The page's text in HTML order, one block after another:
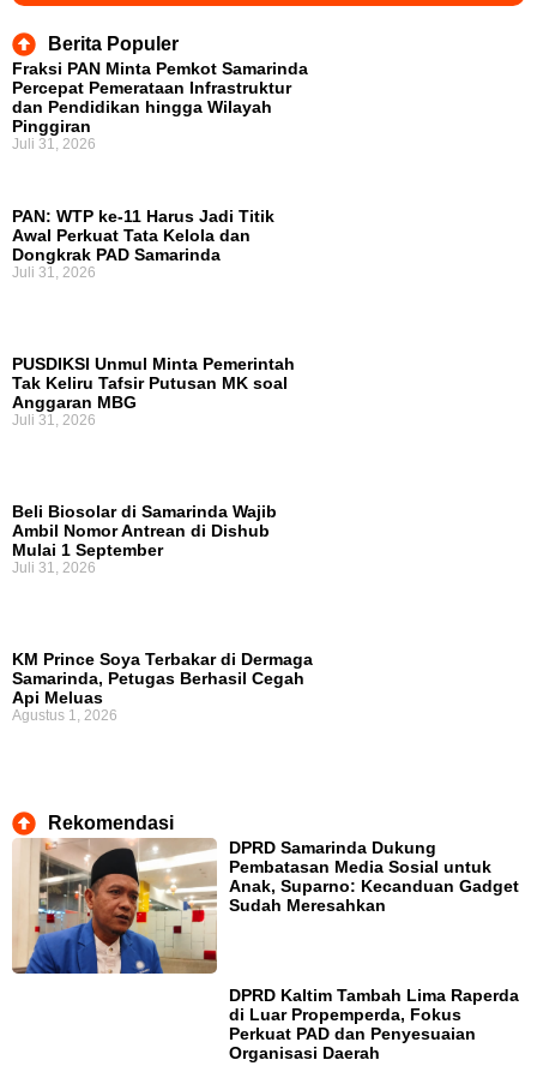
Berita Populer
Fraksi PAN Minta Pemkot Samarinda
Percepat Pemerataan Infrastruktur
dan Pendidikan hingga Wilayah
Pinggiran
Juli 31, 2026
PAN: WTP ke-11 Harus Jadi Titik
Awal Perkuat Tata Kelola dan
Dongkrak PAD Samarinda
Juli 31, 2026
PUSDIKSI Unmul Minta Pemerintah
Tak Keliru Tafsir Putusan MK soal
Anggaran MBG
Juli 31, 2026
Beli Biosolar di Samarinda Wajib
Ambil Nomor Antrean di Dishub
Mulai 1 September
Juli 31, 2026
KM Prince Soya Terbakar di Dermaga
Samarinda, Petugas Berhasil Cegah
Api Meluas
Agustus 1, 2026
Rekomendasi
DPRD Samarinda Dukung
Pembatasan Media Sosial untuk
Anak, Suparno: Kecanduan Gadget
Sudah Meresahkan
DPRD Kaltim Tambah Lima Raperda
di Luar Propemperda, Fokus
Perkuat PAD dan Penyesuaian
Organisasi Daerah